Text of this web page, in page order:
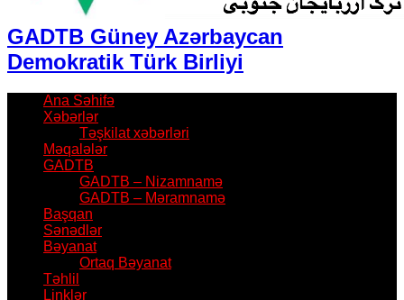
GADTB Güney Azərbaycan
Demokratik Türk Birliyi
Ana Səhifə
Xəbərlər
Təşkilat xəbərləri
Məqalələr
GADTB
GADTB – Nizamnamə
GADTB – Məramnamə
Başqan
Sənədlər
Bəyanat
Ortaq Bəyanat
Təhlil
Linklər